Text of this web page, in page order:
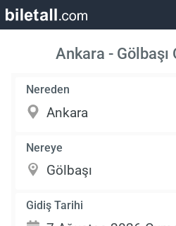
Ankara -
Nereden
Nereye
Gidiş Tarihi